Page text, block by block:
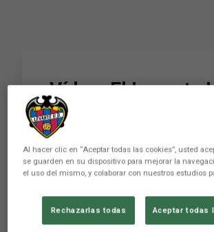
Vídeo: El Levante
presenta el
Solidario 2014
confeccionado con la participación de
Al hacer clic en “Aceptar todas las cookies”, usted
se guarden en su dispositivo para mejorar la
el uso del mismo, y colaborar con nuestros estudios
Rechazarlas todas Aceptar todas